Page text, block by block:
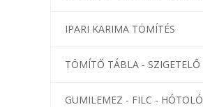
IPARI KARIMA TÖMÍTÉS
GUMILEMEZ - FILC - HÓTOLÓ